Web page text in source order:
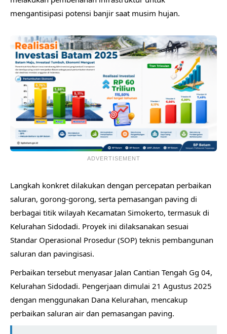
mengantisipasi potensi banjir saat musim hujan.
ADVERTISEMENT
Langkah konkret dilakukan dengan percepatan perbaikan
saluran, gorong-gorong, serta pemasangan paving di
berbagai titik wilayah Kecamatan Simokerto, termasuk di
Kelurahan Sidodadi. Proyek ini dilaksanakan sesuai
Standar Operasional Prosedur (SOP) teknis pembangunan
saluran dan pavingisasi.
Perbaikan tersebut menyasar Jalan Cantian Tengah Gg 04,
Kelurahan Sidodadi. Pengerjaan dimulai 21 Agustus 2025
dengan menggunakan Dana Kelurahan, mencakup
perbaikan saluran air dan pemasangan paving.